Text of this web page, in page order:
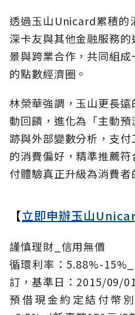
透過玉山Unicard累積的
深卡友與其他金融服務
景與跨業合作，共同組
的點數經濟圈。
林榮華強調，玉山更長
動回饋，進化為「主動
跡與外部變數分析，支
的消費偏好，精準推薦
付體驗真正升級為消費者
【立即申辦玉山
謹慎理財_信用無價
循環利率：5.88%-
訂，基準日：2015/09/
預借現金約定結付幣